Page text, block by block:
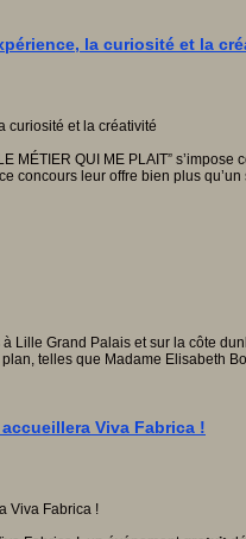
la curiosité et la
MÉTIER QUI ME PLAIT”
concours leur offre bien plus
Lille Grand Palais et sur la côte
telles que Madame Elisabeth
Viva Fabrica !